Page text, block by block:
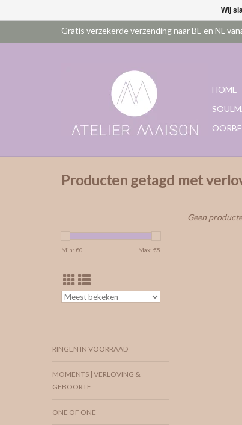
HOME
Producten getagd met
Min: €0 Max: €5
RINGEN IN VOORRAAD
MOMENTS | VERLOVING &
GEBOORTE
ONE OF ONE
Geen
Wij